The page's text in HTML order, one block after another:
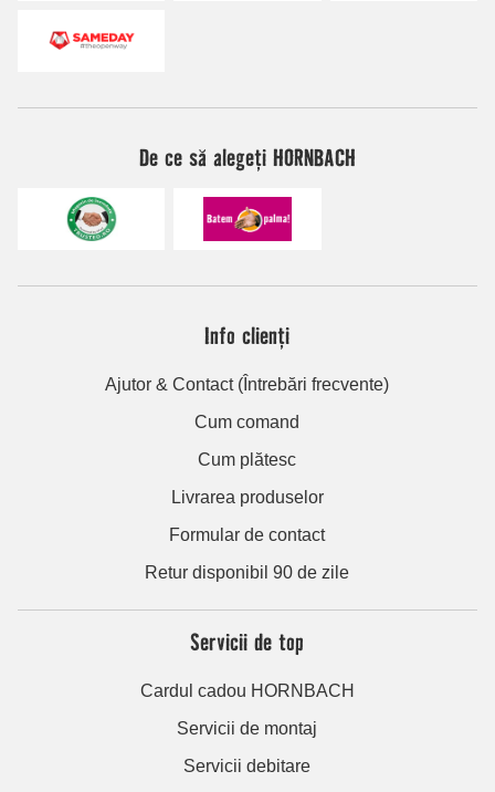
De ce să alegeți HORNBACH
Info clienți
Ajutor & Contact (Întrebări frecvente)
Cum comand
Cum plătesc
Livrarea produselor
Formular de contact
Retur disponibil 90 de zile
Servicii de top
Cardul cadou HORNBACH
Servicii de montaj
Servicii debitare